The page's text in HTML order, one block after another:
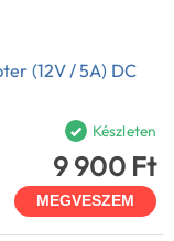
(12V / 5A) DC
Készleten
9 900 Ft
MEGVESZEM